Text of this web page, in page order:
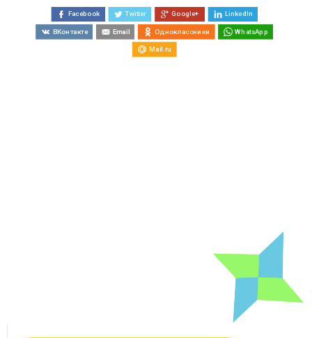
Facebook Twitter Google+ LinkedIn
ВКонтакте Email Одноклассники WhatsApp
Mail.ru